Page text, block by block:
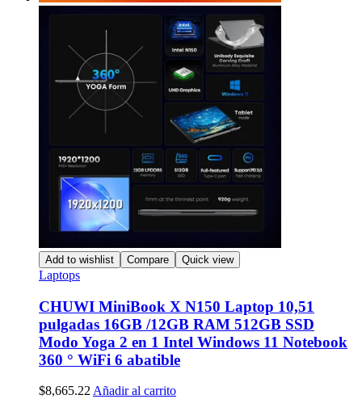
Add to wishlist Compare Quick view
Laptops
CHUWI MiniBook X N150 Laptop 10,51
pulgadas 16GB /12GB RAM 512GB SSD
Modo Yoga 2 en 1 Intel Windows 11 Notebook
360 ° WiFi 6 abatible
$8,665.22 Añadir al carrito